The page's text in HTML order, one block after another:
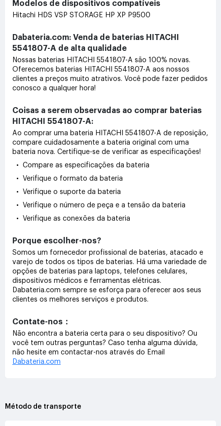
Modelos de dispositivos compatíveis
Hitachi HDS VSP STORAGE HP XP P9500
Dabateria.com: Venda de baterias HITACHI
5541807-A de alta qualidade
Nossas baterias HITACHI 5541807-A são 100% novas.
Oferecemos baterias HITACHI 5541807-A aos nossos
clientes a preços muito atrativos. Você pode fazer pedidos
conosco a qualquer hora!
Coisas a serem observadas ao comprar baterias
HITACHI 5541807-A:
Ao comprar uma bateria HITACHI 5541807-A de reposição,
compare cuidadosamente a bateria original com uma
bateria nova. Certifique-se de verificar as especificações!
• Compare as especificações da bateria
• Verifique o formato da bateria
• Verifique o suporte da bateria
• Verifique o número de peça e a tensão da bateria
• Verifique as conexões da bateria
Porque escolher-nos?
Somos um fornecedor profissional de baterias, atacado e
varejo de todos os tipos de baterias. Há uma variedade de
opções de baterias para laptops, telefones celulares,
dispositivos médicos e ferramentas elétricas.
Dabateria.com sempre se esforça para oferecer aos seus
clientes os melhores serviços e produtos.
Contate-nos：
Não encontra a bateria certa para o seu dispositivo? Ou
você tem outras perguntas? Caso tenha alguma dúvida,
não hesite em contactar-nos através do Email
Dabateria.com
Método de transporte